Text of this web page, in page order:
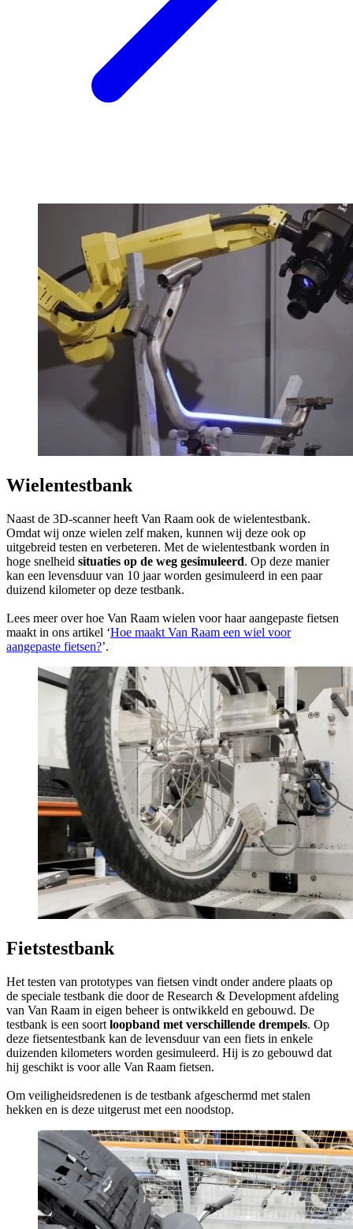
Wielentestbank
Naast de 3D-scanner heeft Van Raam ook de wielentestbank.
Omdat wij onze wielen zelf maken, kunnen wij deze ook op
uitgebreid testen en verbeteren. Met de wielentestbank worden in
hoge snelheid situaties op de weg gesimuleerd. Op deze manier
kan een levensduur van 10 jaar worden gesimuleerd in een paar
duizend kilometer op deze testbank.
Lees meer over hoe Van Raam wielen voor haar aangepaste fietsen
maakt in ons artikel ‘Hoe maakt Van Raam een wiel voor
aangepaste fietsen?’.
Fietstestbank
Het testen van prototypes van fietsen vindt onder andere plaats op
de speciale testbank die door de Research & Development afdeling
van Van Raam in eigen beheer is ontwikkeld en gebouwd. De
testbank is een soort loopband met verschillende drempels. Op
deze fietsentestbank kan de levensduur van een fiets in enkele
duizenden kilometers worden gesimuleerd. Hij is zo gebouwd dat
hij geschikt is voor alle Van Raam fietsen.
Om veiligheidsredenen is de testbank afgeschermd met stalen
hekken en is deze uitgerust met een noodstop.